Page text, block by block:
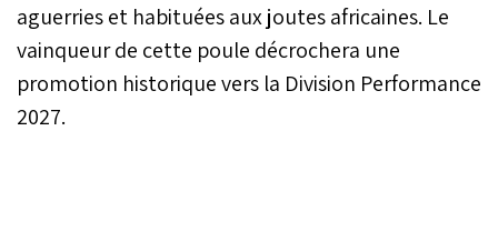
aguerries et habituées aux joutes africaines. Le
vainqueur de cette poule décrochera une
promotion historique vers la Division Performance
2027.